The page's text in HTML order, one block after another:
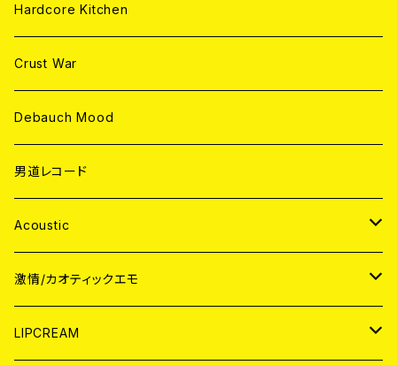
Hardcore Kitchen
Crust War
Debauch Mood
男道レコード
Acoustic
JAPAN
CD
WORLD
激情/カオティックエモ
JAPAN
LIPCREAM